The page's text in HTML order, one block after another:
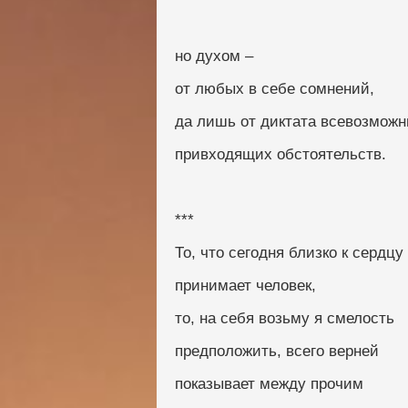
но духом –
от любых в себе сомнений,
да лишь от диктата
привходящих обстоятельств.
***
То, что сегодня близко к сердцу
принимает человек,
то, на себя возьму я смелость
предположить, всего верней
показывает между прочим